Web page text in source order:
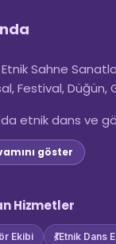
Sahne
Festival, Düğün,
etnik dans ve
göster
Hizmetler
Ekibi 💃Etnik Dans